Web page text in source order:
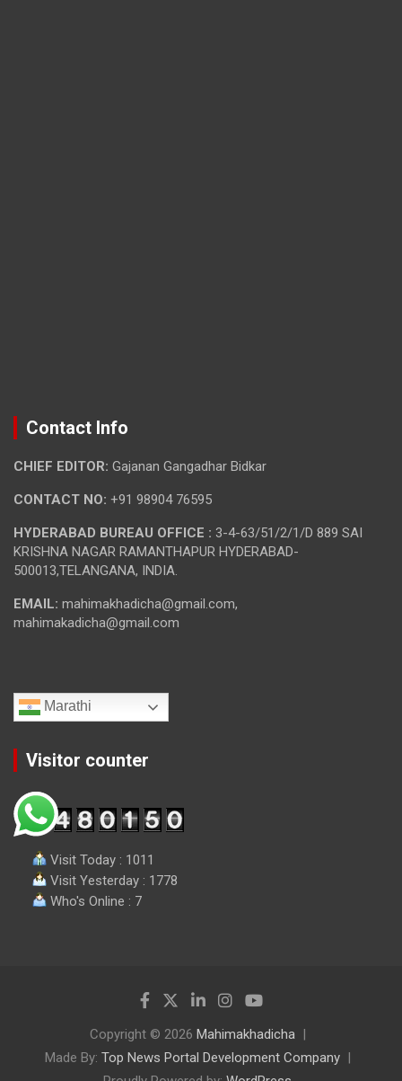
Contact Info
CHIEF EDITOR: Gajanan Gangadhar Bidkar
CONTACT NO: +91 98904 76595
HYDERABAD BUREAU OFFICE : 3-4-63/51/2/1/D 889 SAI
KRISHNA NAGAR RAMANTHAPUR HYDERABAD-
500013,TELANGANA, INDIA.
EMAIL: mahimakhadicha@gmail.com,
mahimakadicha@gmail.com
Marathi
Visitor counter
Visit Today : 1011
Visit Yesterday : 1778
Who's Online : 7
Copyright © 2026 Mahimakhadicha
Made By: Top News Portal Development Company